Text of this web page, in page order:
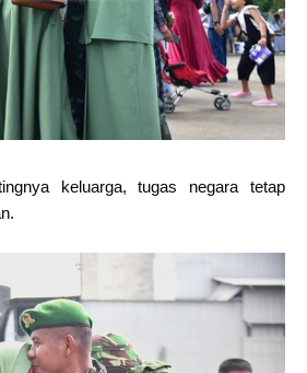
keluarga, tugas negara tetap